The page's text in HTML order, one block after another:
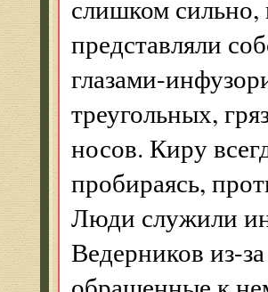
слишком сильно,
представляли
глазами-
треугольных,
носов. Киру
пробираясь,
Люди служили
Ведерников из-